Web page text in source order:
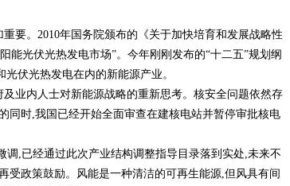
要。2010年国务院颁布的《关于加快培育和发展战略性
能光伏光热发电市场”。今年刚刚发布的“十二五”规划纲
伏光热发电在内的新能源产业。
业内人士对新能源战略的重新思考。核安全问题依然存
同时,我国已经开始全面审查在建核电站并暂停审批核电
,已经通过此次产业结构调整指导目录落到实处,未来不
受政策鼓励。风能是一种清洁的可再生能源,但风具有间